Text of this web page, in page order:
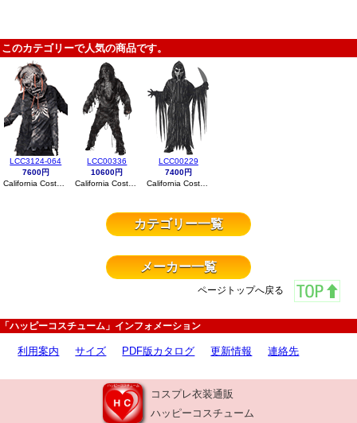
このカテゴリーで人気の商品です。
LCC3124-064
7600円
California Costumes
LCC00336
10600円
California Costumes
LCC00229
7400円
California Costumes
カテゴリー一覧
メーカー一覧
ページトップへ戻る
「ハッピーコスチューム」インフォメーション
利用案内 サイズ PDF版カタログ 更新情報 連絡先
コスプレ衣装通販
ハッピーコスチューム